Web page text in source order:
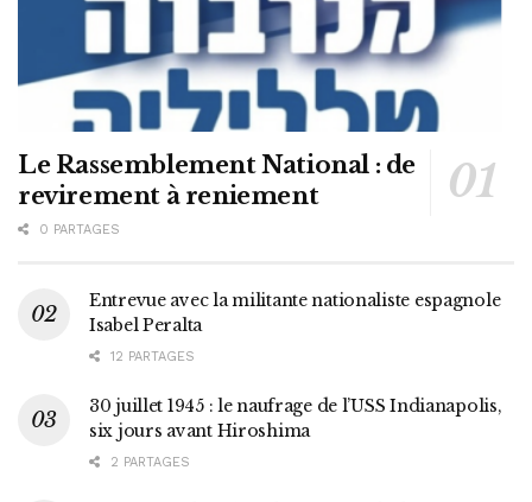
Le Rassemblement National : de
revirement à reniement
0 PARTAGES
Entrevue avec la militante nationaliste espagnole
Isabel Peralta
12 PARTAGES
30 juillet 1945 : le naufrage de l’USS Indianapolis,
six jours avant Hiroshima
2 PARTAGES